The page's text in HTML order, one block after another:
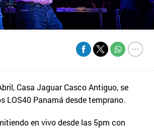
Casa Jaguar Casco Antiguo, se
LOS40 Panamá desde temprano.
en vivo desde las 5pm con